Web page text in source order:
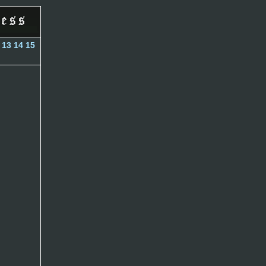
13 14 15